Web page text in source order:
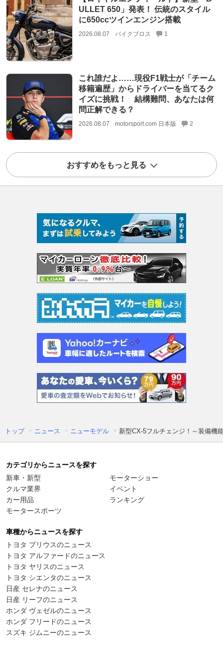
ULLET 650」発表！ 伝統のスタイル
に650ccツインエンジン搭載
2026.08.07 バイクブロス 1
これ誰だよ……現役F1戦士が「チーム
移籍遍歴」からドライバーを当てるク
イズに挑戦！ 結構難問、あなたは何
問正解できる？
2026.08.07 motorsport.com 日本版 2
おすすめをもっと見る
トップ ニュース ニューモデル 新型CX-5フルチェンジ！～装備機
カテゴリからニュースを探す
新車・新型
クルマ業界
カー用品
モータースポーツ
モーターショー
イベント
ランキング
車種からニュースを探す
トヨタ プリウスのニュース
トヨタ アルファードのニュース
トヨタ ヤリスのニュース
トヨタ シエンタのニュース
日産 セレナのニュース
日産 リーフのニュース
ホンダ ヴェゼルのニュース
ホンダ フリードのニュース
スズキ ジムニーのニュース